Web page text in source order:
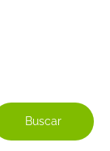
Buscar